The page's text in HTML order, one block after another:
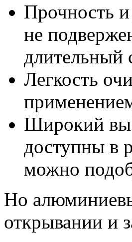
Прочность
не
длительный
Легкость
Широкий
доступны в
можно
Но
открывании и